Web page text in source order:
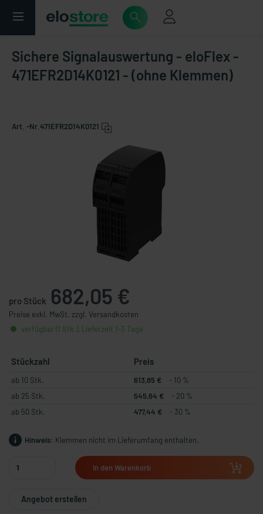
Sichere Signalauswertung - eloFlex -
471EFR2D14K0121 - (ohne Klemmen)
Art. -Nr. 471EFR2D14K0121
pro Stück 682,05 €
Preise exkl. MwSt. zzgl. Versandkosten
verfügbar (1 Stk.), Lieferzeit 1-3 Tage
Stückzahl Preis
ab 10 Stk. 613,85 €
- 10 %
ab 25 Stk.
545,64 €
- 20 %
ab 50 Stk.
477,44 € - 30 %
Hinweis: Klemmen nicht im Lieferumfang enthalten.
In den Warenkorb
Angebot erstellen